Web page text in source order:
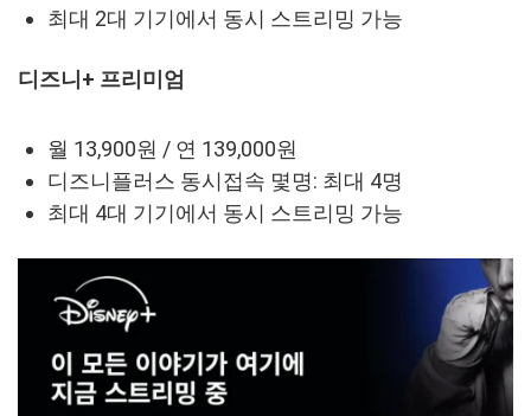
최대 2대 기기에서 동시 스트리밍 가능
디즈니+ 프리미엄
월 13,900원 / 연 139,000원
디즈니플러스 동시접속 몇명: 최대 4명
최대 4대 기기에서 동시 스트리밍 가능